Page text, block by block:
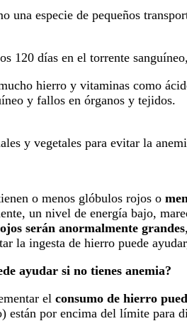
una especie de pequeños
120 días en el torrente
hierro y vitaminas como
y fallos en órganos y tejidos.
y vegetales para evitar la
o menos glóbulos rojos o
un nivel de energía bajo,
serán anormalmente grandes
la ingesta de hierro puede
ayudar si no tienes anemia?
el consumo de hierro
están por encima del límite para